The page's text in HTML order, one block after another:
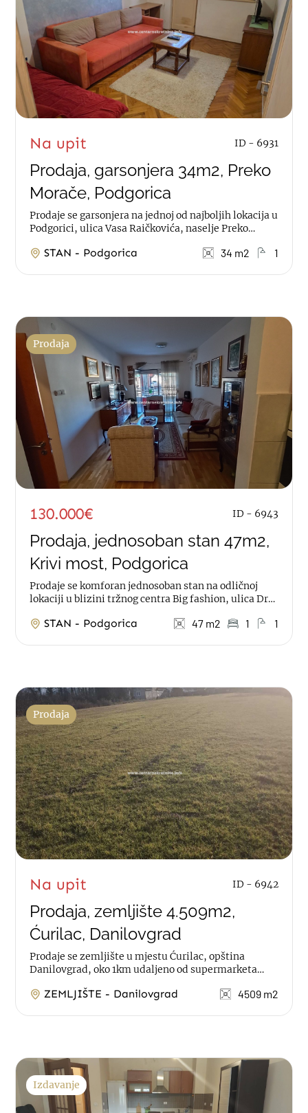
Na upit ID - 6931
Prodaja, garsonjera 34m2, Preko
Morače, Podgorica
Prodaje se garsonjera na jednoj od najboljih lokacija u
Podgorici, ulica Vasa Raičkovića, naselje Preko
STAN - Podgorica 34 m2 1
Prodaja
130.000€ ID - 6943
Prodaja, jednosoban stan 47m2,
Krivi most, Podgorica
Prodaje se komforan jednosoban stan na odličnoj
lokaciji u blizini tržnog centra Big fashion, ulica Dr
STAN - Podgorica 47 m2 1 1
Prodaja
Na upit ID - 6942
Prodaja, zemljište 4.509m2,
Ćurilac, Danilovgrad
Prodaje se zemljište u mjestu Ćurilac, opština
Danilovgrad, oko 1km udaljeno od supermarketa
ZEMLJIŠTE - Danilovgrad 4509 m2
Izdavanje